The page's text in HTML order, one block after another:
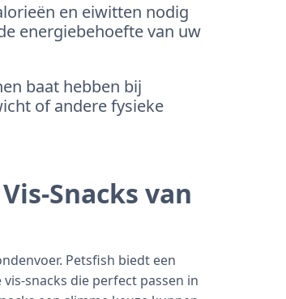
en eiwitten nodig
energiebehoefte van uw
baat hebben bij
of andere fysieke
Snacks van
Petsfish biedt een
snacks die perfect passen in